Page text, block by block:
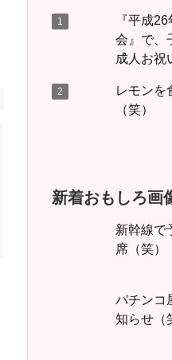
『平成
会』で、
成人お祝
レモンを
（笑）
新着おもしろ画
新幹線で
席（笑）
パチンコ
知らせ（